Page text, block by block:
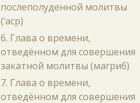
послеполуденной молитвы
(‘аср)
6. Глава о времени,
отведённом для совершения
закатной молитвы (магриб)
7. Глава о времени,
отведённом для совершения